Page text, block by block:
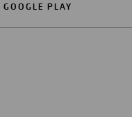
GOOGLE PLAY